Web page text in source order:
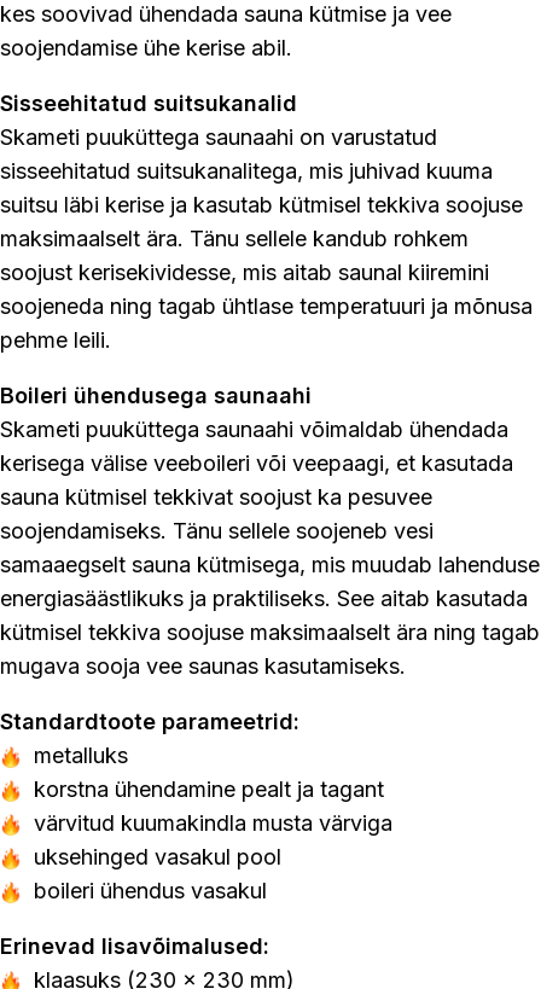
kes soovivad ühendada sauna kütmise ja vee
soojendamise ühe kerise abil.
Sisseehitatud suitsukanalid
Skameti puuküttega saunaahi on varustatud
sisseehitatud suitsukanalitega, mis juhivad kuuma
suitsu läbi kerise ja kasutab kütmisel tekkiva soojuse
maksimaalselt ära. Tänu sellele kandub rohkem
soojust kerisekividesse, mis aitab saunal kiiremini
soojeneda ning tagab ühtlase temperatuuri ja mõnusa
pehme leili.
Boileri ühendusega saunaahi
Skameti puuküttega saunaahi võimaldab ühendada
kerisega välise veeboileri või veepaagi, et kasutada
sauna kütmisel tekkivat soojust ka pesuvee
soojendamiseks. Tänu sellele soojeneb vesi
samaaegselt sauna kütmisega, mis muudab lahenduse
energiasäästlikuks ja praktiliseks. See aitab kasutada
kütmisel tekkiva soojuse maksimaalselt ära ning tagab
mugava sooja vee saunas kasutamiseks.
Standardtoote parameetrid:
metalluks
korstna ühendamine pealt ja tagant
värvitud kuumakindla musta värviga
uksehinged vasakul pool
boileri ühendus vasakul
Erinevad lisavõimalused:
klaasuks (230 x 230 mm)